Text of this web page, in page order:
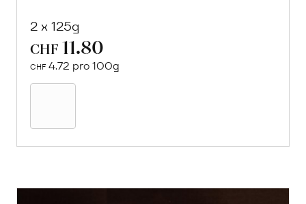
2 x 125g
CHF 11.80
CHF 4.72 pro 100g